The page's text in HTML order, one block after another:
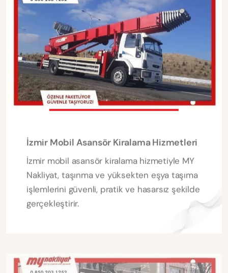
İzmir Mobil Asansör Kiralama Hizmetleri
İzmir mobil asansör kiralama hizmetiyle MY
Nakliyat, taşınma ve yüksekten eşya taşıma
işlemlerini güvenli, pratik ve hasarsız şekilde
gerçekleştirir.